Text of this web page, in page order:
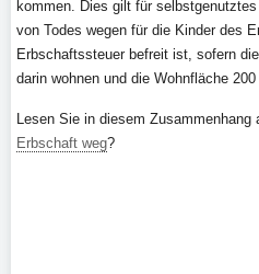
kommen. Dies gilt für
von Todes wegen für die Kinder des
Erbschaftssteuer befreit ist, sofern
darin wohnen und die Wohnfläche
Lesen Sie in diesem Zusammenhang
Erbschaft weg?